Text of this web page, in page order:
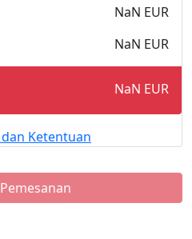
NaN EUR
NaN EUR
NaN EUR
Ketentuan